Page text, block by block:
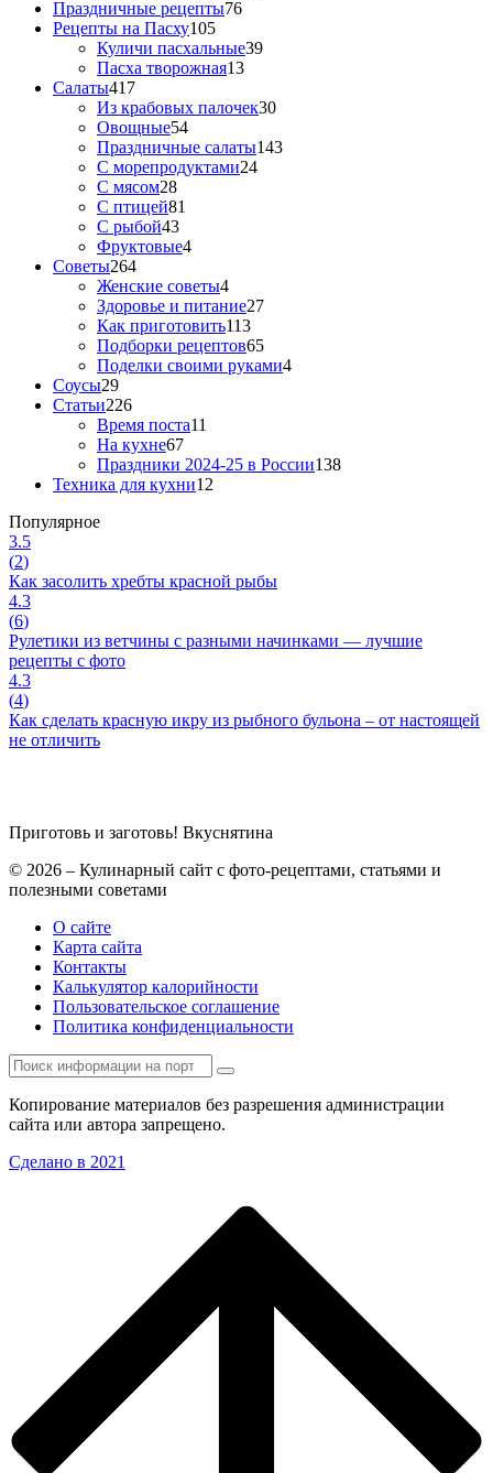
Праздничные рецепты76
Рецепты на Пасху105
Куличи пасхальные39
Пасха творожная13
Салаты417
Из крабовых палочек30
Овощные54
Праздничные салаты143
С морепродуктами24
С мясом28
С птицей81
С рыбой43
Фруктовые4
Советы264
Женские советы4
Здоровье и питание27
Как приготовить113
Подборки рецептов65
Поделки своими руками4
Соусы29
Статьи226
Время поста11
На кухне67
Праздники 2024-25 в России138
Техника для кухни12
Популярное
3.5
(2)
Как засолить хребты красной рыбы
4.3
(6)
Рулетики из ветчины с разными начинками — лучшие
рецепты с фото
4.3
(4)
Как сделать красную икру из рыбного бульона – от настоящей
не отличить
Приготовь и заготовь! Вкуснятина
© 2026 – Кулинарный сайт с фото-рецептами, статьями и
полезными советами
О сайте
Карта сайта
Контакты
Калькулятор калорийности
Пользовательское соглашение
Политика конфиденциальности
Копирование материалов без разрешения администрации
сайта или автора запрещено.
Сделано в 2021